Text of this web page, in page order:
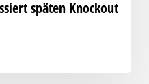
späten Knockout